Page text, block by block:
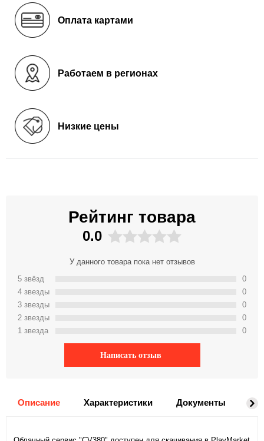
Оплата картами
Работаем в регионах
Низкие цены
Рейтинг товара
0.0
У данного товара пока нет отзывов
5 звёзд
4 звeзды
3 звeзды
2 звeзды
1 звeзда
0
0
0
0
0
Написать отзыв
Описание Характеристики Документы